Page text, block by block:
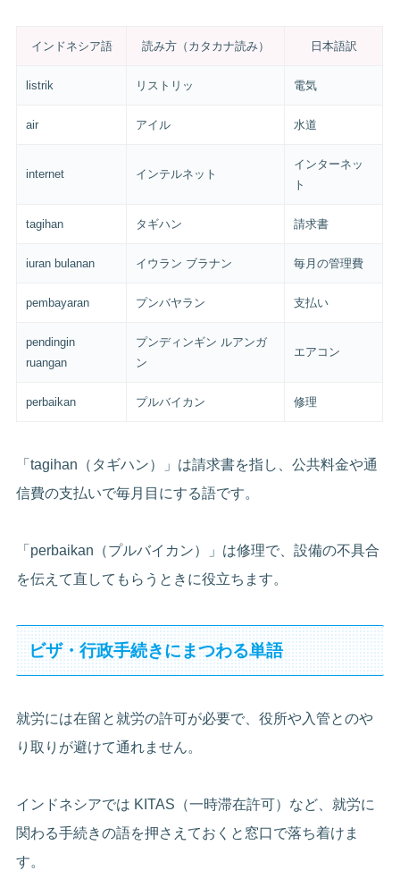
インドネシア語 読み方（カタカナ読み） 日本語訳
listrik リストリッ 電気
air アイル 水道
internet インテルネット
インターネッ
ト
tagihan タギハン 請求書
iuran bulanan イウラン ブラナン 毎月の管理費
pembayaran プンバヤラン 支払い
pendingin
ruangan
プンディンギン ルアンガ
ン
エアコン
perbaikan プルバイカン 修理
「tagihan（タギハン）」は請求書を指し、公共料金や通
信費の支払いで毎月目にする語です。
「perbaikan（プルバイカン）」は修理で、設備の不具合
を伝えて直してもらうときに役立ちます。
ビザ・行政手続きにまつわる単語
就労には在留と就労の許可が必要で、役所や入管とのや
り取りが避けて通れません。
インドネシアでは KITAS（一時滞在許可）など、就労に
関わる手続きの語を押さえておくと窓口で落ち着けま
す。